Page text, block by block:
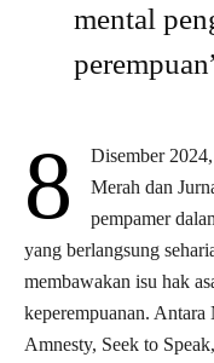
mental
8
Disember
Merah dan
pempamer
yang berlangsung
membawakan isu hak
keperempuanan.
Amnesty, Seek to